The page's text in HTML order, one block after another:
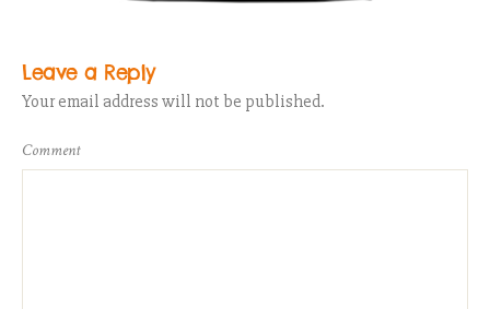
Leave a Reply
Your email address will not be published.
Comment